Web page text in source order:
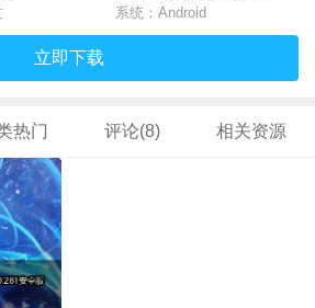
系统：Android
立即下载
热门 评论(8) 相关资源